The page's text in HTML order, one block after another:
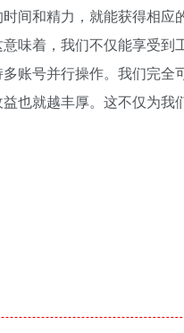
间和精力，就能获得相应
味着，我们不仅能享受到
账号并行操作。我们完全
也就越丰厚。这不仅为我